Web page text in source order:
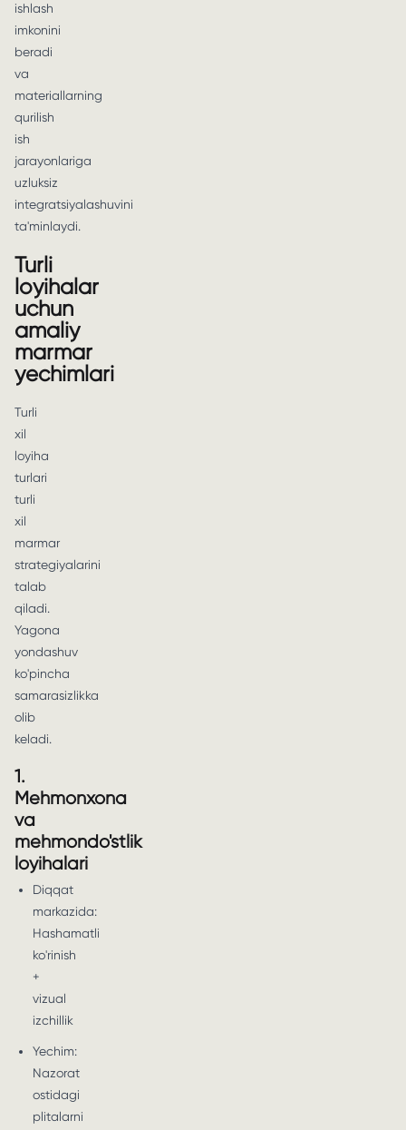
ishlash
imkonini
beradi
va
materiallarning
qurilish
ish
jarayonlariga
uzluksiz
integratsiyalashuvini
ta'minlaydi.
Turli
loyihalar
uchun
amaliy
marmar
yechimlari
Turli
xil
loyiha
turlari
turli
xil
marmar
strategiyalarini
talab
qiladi.
Yagona
yondashuv
ko'pincha
samarasizlikka
olib
keladi.
1.
Mehmonxona
va
mehmondo'stlik
loyihalari
Diqqat
markazida:
Hashamatli
ko'rinish
+
vizual
izchillik
Yechim:
Nazorat
ostidagi
plitalarni